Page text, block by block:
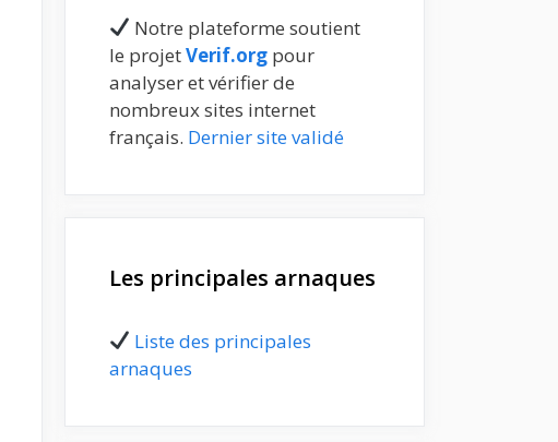
Notre plateforme soutient
le projetVerif.org pour
analyser et vérifier de
nombreux sites internet
français. Dernier site validé
Les principales arnaques
Liste des principales
arnaques